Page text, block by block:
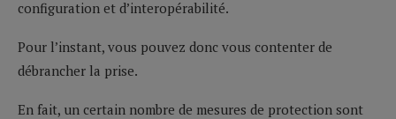
configuration et d’interopérabilité.
Pour l’instant, vous pouvez donc vous contenter de
débrancher la prise.
En fait, un certain nombre de mesures de protection sont